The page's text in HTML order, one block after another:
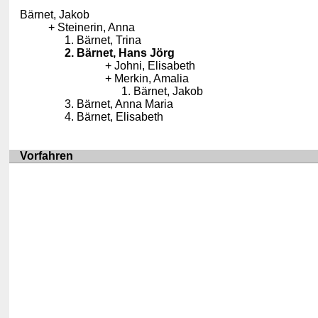
Bärnet, Jakob
Steinerin, Anna
Bärnet, Trina
Bärnet, Hans Jörg
Johni, Elisabeth
Merkin, Amalia
Bärnet, Jakob
Bärnet, Anna Maria
Bärnet, Elisabeth
Vorfahren